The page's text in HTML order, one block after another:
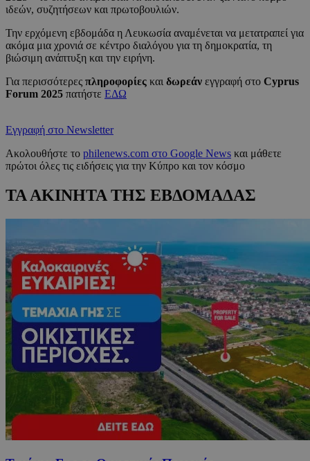
ιδεών, συζητήσεων και πρωτοβουλιών.
Την ερχόμενη εβδομάδα η Λευκωσία αναμένεται να μετατραπεί για
ακόμα μια χρονιά σε κέντρο διαλόγου για τη δημοκρατία, τη
βιώσιμη ανάπτυξη και την ειρήνη.
Για περισσότερες πληροφορίες και δωρεάν εγγραφή στο Cyprus
Forum 2025 πατήστε ΕΔΩ
Εγγραφή στο Newsletter
Ακολουθήστε το philenews.com στο Google News και μάθετε
πρώτοι όλες τις ειδήσεις για την Κύπρο και τον κόσμο
ΤΑ ΑΚΙΝΗΤΑ ΤΗΣ ΕΒΔΟΜΑΔΑΣ